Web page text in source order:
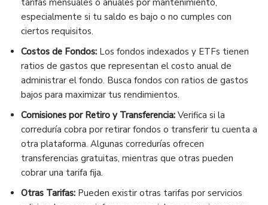
tarifas mensuales o anuales por mantenimiento,
especialmente si tu saldo es bajo o no cumples con
ciertos requisitos.
Costos de Fondos: Los fondos indexados y ETFs tienen
ratios de gastos que representan el costo anual de
administrar el fondo. Busca fondos con ratios de gastos
bajos para maximizar tus rendimientos.
Comisiones por Retiro y Transferencia: Verifica si la
correduría cobra por retirar fondos o transferir tu cuenta a
otra plataforma. Algunas corredurías ofrecen
transferencias gratuitas, mientras que otras pueden
cobrar una tarifa fija.
Otras Tarifas: Pueden existir otras tarifas por servicios